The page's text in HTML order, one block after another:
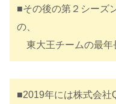
■その後の第２シーズ
の、
東大王チームの最年
■2019年には株式会社